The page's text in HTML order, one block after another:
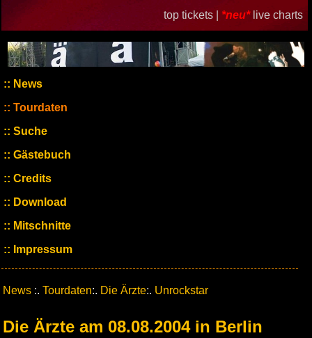
top tickets | *neu* live charts
News
Tourdaten
Suche
Gästebuch
Credits
Download
Mitschnitte
Impressum
News :. Tourdaten:. Die Ärzte:. Unrockstar
Die Ärzte am 08.08.2004 in Berlin